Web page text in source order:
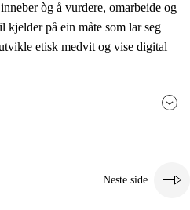
òg å vurdere, omarbeide og
kjelder på ein måte som lar seg
etisk medvit og vise digital
Neste side